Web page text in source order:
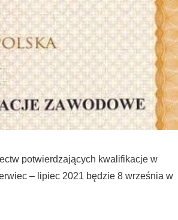
potwierdzających kwalifikacje w
– lipiec 2021 będzie 8 września w